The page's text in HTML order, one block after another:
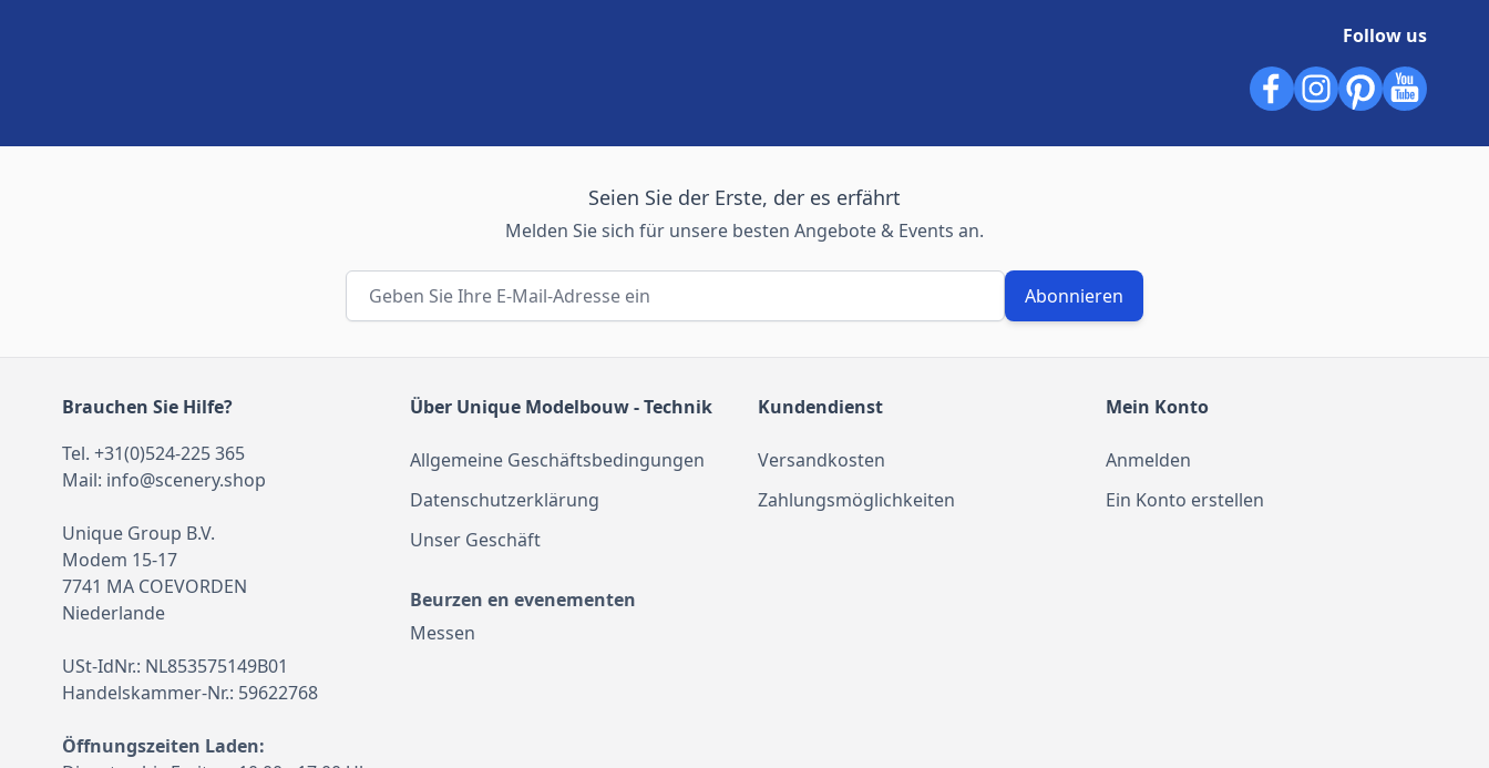
Follow us
Seien Sie der Erste, der es erfährt
Melden Sie sich für unsere besten Angebote & Events an.
E-Mail-Adresse
Abonnieren
Brauchen Sie Hilfe?
Tel. +31(0)524-225 365
Mail: info@scenery.shop
Unique Group B.V.
Modem 15-17
7741 MA COEVORDEN
Niederlande
USt-IdNr.: NL853575149B01
Handelskammer-Nr.: 59622768
Öffnungszeiten Laden:
Über Unique Modelbouw - Technik
Allgemeine Geschäftsbedingungen
Datenschutzerklärung
Unser Geschäft
Beurzen en evenementen
Messen
Kundendienst
Versandkosten
Zahlungsmöglichkeiten
Mein Konto
Anmelden
Ein Konto erstellen